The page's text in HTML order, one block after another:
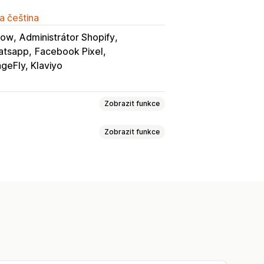
čeština
Administrátor Shopify
Facebook Pixel
Klaviyo
Zobrazit funkce
Zobrazit funkce